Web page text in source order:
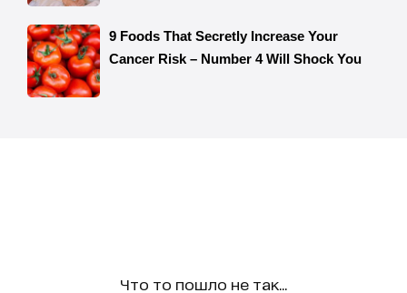
Что то пошло не так...